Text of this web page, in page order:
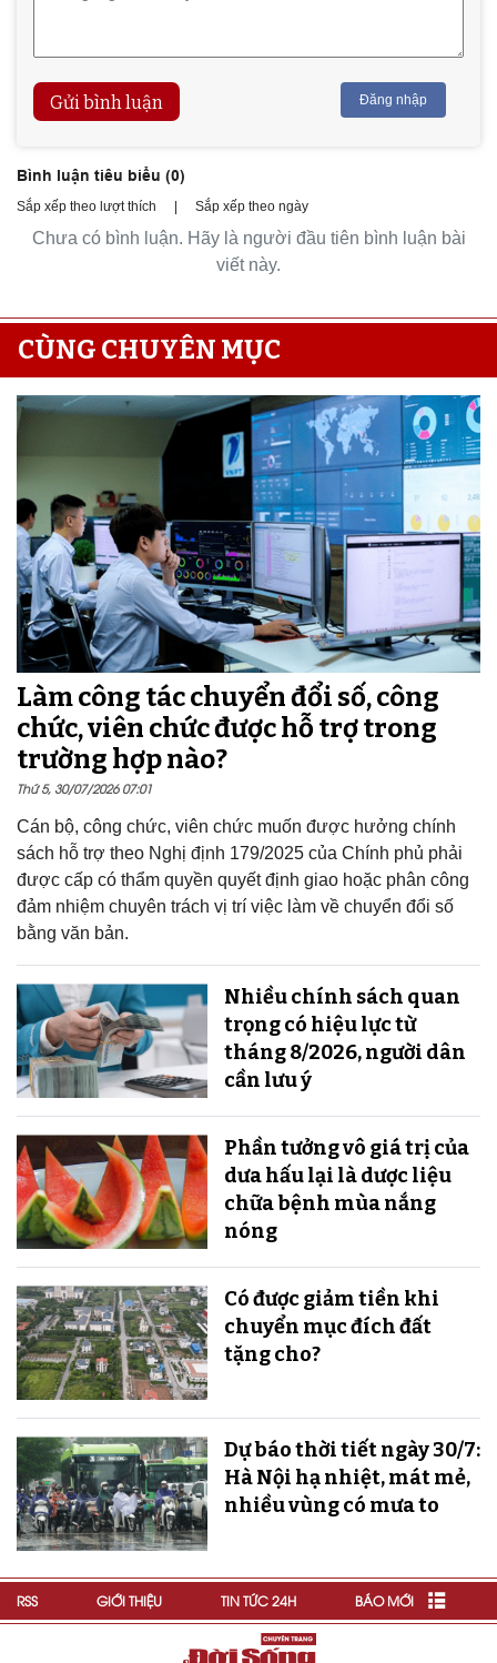
Gửi bình luận Đăng nhập
Bình luận tiêu biểu (0)
Sắp xếp theo lượt thích | Sắp xếp theo ngày
Chưa có bình luận. Hãy là người đầu tiên bình luận bài
viết này.
CÙNG CHUYÊN MỤC
Làm công tác chuyển đổi số, công
chức, viên chức được hỗ trợ trong
trường hợp nào?
Thứ 5, 30/07/2026 07:01
Cán bộ, công chức, viên chức muốn được hưởng chính
sách hỗ trợ theo Nghị định 179/2025 của Chính phủ phải
được cấp có thẩm quyền quyết định giao hoặc phân công
đảm nhiệm chuyên trách vị trí việc làm về chuyển đổi số
bằng văn bản.
Nhiều chính sách quan
trọng có hiệu lực từ
tháng 8/2026, người dân
cần lưu ý
Phần tưởng vô giá trị của
dưa hấu lại là dược liệu
chữa bệnh mùa nắng
nóng
Có được giảm tiền khi
chuyển mục đích đất
tặng cho?
Dự báo thời tiết ngày 30/7:
Hà Nội hạ nhiệt, mát mẻ,
nhiều vùng có mưa to
RSS GIỚI THIỆU TIN TỨC 24H BÁO MỚI